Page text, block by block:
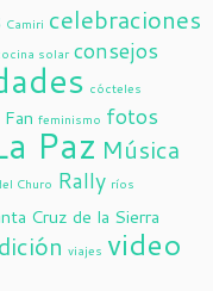
Camiri celebraciones
solar consejos
cócteles
Fan feminismo fotos
Paz Música
Churo Rally ríos
Cruz de la Sierra
viajes video